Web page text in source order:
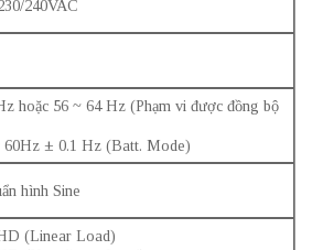
240VAC
hoặc 56 ~ 64 Hz (Phạm vi được đồng bộ
60Hz ± 0.1 Hz (Batt. Mode)
hình Sine
(Linear Load)